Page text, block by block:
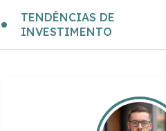
TENDÊNCIAS DE
INVESTIMENTO